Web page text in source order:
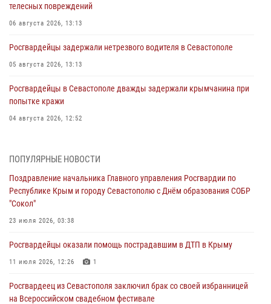
телесных повреждений
06 августа 2026, 13:13
Росгвардейцы задержали нетрезвого водителя в Севастополе
05 августа 2026, 13:13
Росгвардейцы в Севастополе дважды задержали крымчанина при
попытке кражи
04 августа 2026, 12:52
мужчину
Росгвардия в Крыму и Севастополе задержала ряд
правонарушителей
03 августа 2026, 14:08
В Симферополе росгвардейцы задержали гражданина,
подозреваемого в совершении серии краж
ПОПУЛЯРНЫЕ НОВОСТИ
Поздравление начальника Главного управления Росгвардии по
Республике Крым и городу Севастополю с Днём образования СОБР
"Сокол"
23 июля 2026, 03:38
Росгвардейцы оказали помощь пострадавшим в ДТП в Крыму
11 июля 2026, 12:26 1
Росгвардеец из Севастополя заключил брак со своей избранницей
на Всероссийском свадебном фестивале